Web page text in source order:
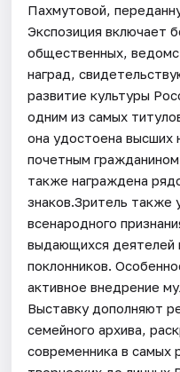
Пахмутовой,
Экспозиция включает
общественных,
наград,
развитие культуры
одним из самых
она удостоена
почетным
также награждена
знаков.Зритель также
всенародного
выдающихся деятелей
поклонников.
активное внедрение
Выставку дополняют
семейного архива,
современника в самых